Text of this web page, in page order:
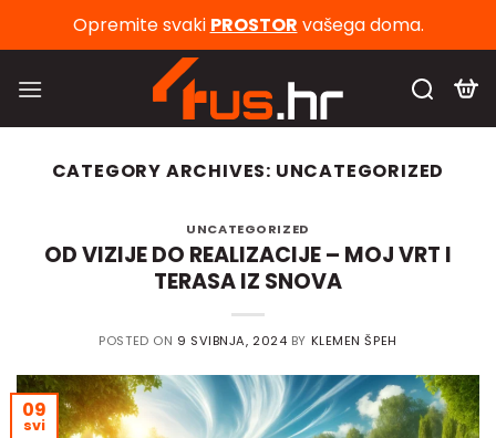
Opremite svaki PROSTOR vašega doma.
CATEGORY ARCHIVES: UNCATEGORIZED
UNCATEGORIZED
OD VIZIJE DO REALIZACIJE – MOJ VRT I
TERASA IZ SNOVA
POSTED ON 9 SVIBNJA, 2024 BY KLEMEN ŠPEH
09
svi